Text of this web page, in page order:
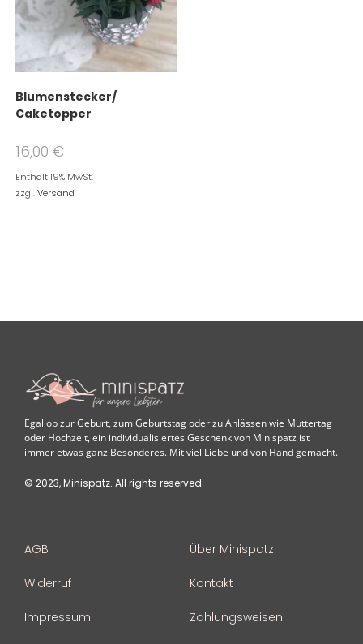
Blumenstecker/
Caketopper
16,00 €
Enthält 19% MwSt.
zzgl.Versand
Egal ob zur Geburt, zum Geburtstag oder zu Anlässen wie Muttertag
oder Hochzeit, ein individualisiertes Geschenk von Minispatz ist
immer etwas ganz Besonderes. Mit viel Liebe und von Hand gemacht.
© 2023, Minispatz. All rights reserved.
AGB
Widerruf
Impressum
Über Minispatz
Kontakt
Zahlungsweisen